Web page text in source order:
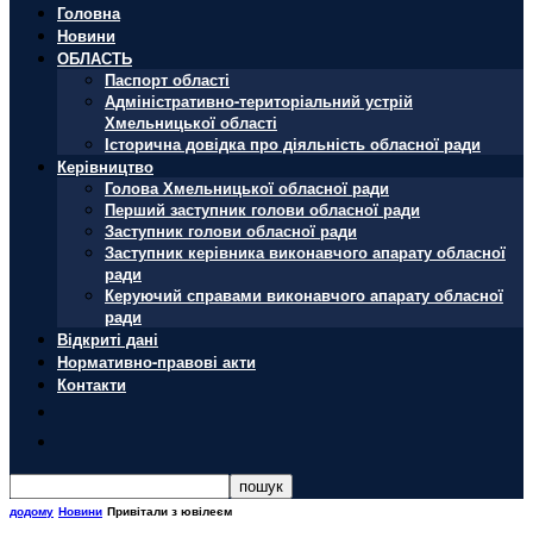
Головна
Новини
ОБЛАСТЬ
Паспорт області
Адміністративно-територіальний устрій
Хмельницької області
Історична довідка про діяльність обласної ради
Керівництво
Голова Хмельницької обласної ради
Перший заступник голови обласної ради
Заступник голови обласної ради
Заступник керівника виконавчого апарату обласної
ради
Керуючий справами виконавчого апарату обласної
ради
Відкриті дані
Нормативно-правові акти
Контакти
додому Новини Привітали з ювілеєм